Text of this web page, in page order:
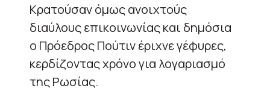
Κρατούσαν όμως ανοιχτούς
διαύλους επικοινωνίας και δημόσια
ο Πρόεδρος Πούτιν έριχνε γέφυρες,
κερδίζοντας χρόνο για λογαριασμό
της Ρωσίας.